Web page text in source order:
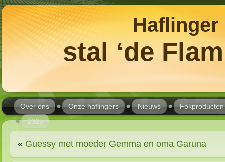
Haflinger
stal ‘de
Over ons Onze haflingers Nieuws
Fokproducten
2025
« Guessy met moeder Gemma en oma Garuna